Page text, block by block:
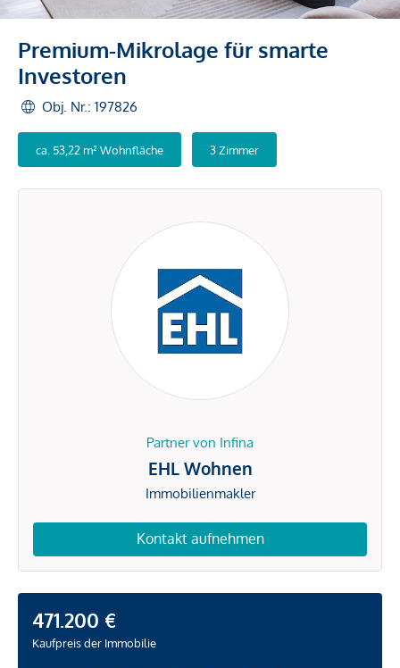
Premium-Mikrolage für smarte
Investoren
Obj. Nr.: 197826
ca. 53,22 m² Wohnfläche 3 Zimmer
Partner von Infina
EHL Wohnen
Immobilienmakler
Kontakt aufnehmen
471.200 €
Kaufpreis der Immobilie